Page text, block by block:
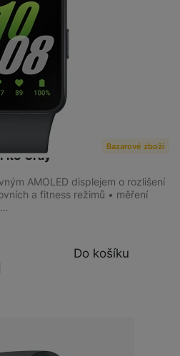
Gray
Bazarové zboží
AMOLED displejem o rozlišení
a fitness režimů • měření
Do košíku